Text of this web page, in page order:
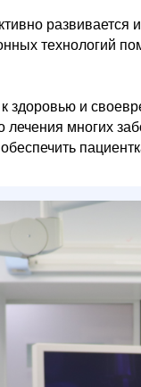
развивается
технологий
здоровью и
лечения многих